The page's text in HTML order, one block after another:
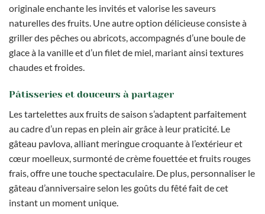
originale enchante les invités et valorise les saveurs
naturelles des fruits. Une autre option délicieuse consiste à
griller des pêches ou abricots, accompagnés d’une boule de
glace à la vanille et d’un filet de miel, mariant ainsi textures
chaudes et froides.
Pâtisseries et douceurs à partager
Les tartelettes aux fruits de saison s’adaptent parfaitement
au cadre d’un repas en plein air grâce à leur praticité. Le
gâteau pavlova, alliant meringue croquante à l’extérieur et
cœur moelleux, surmonté de crème fouettée et fruits rouges
frais, offre une touche spectaculaire. De plus, personnaliser le
gâteau d’anniversaire selon les goûts du fêté fait de cet
instant un moment unique.